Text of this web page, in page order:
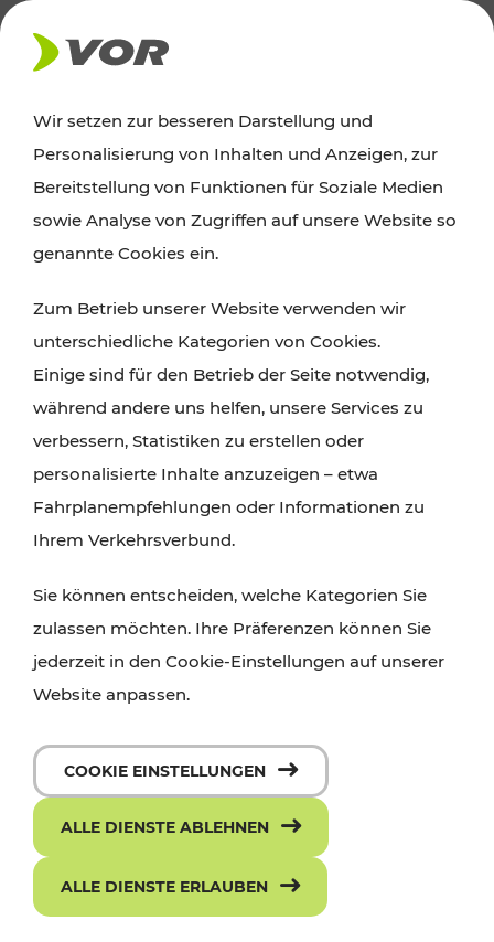
AKTUELLES
News
Alle wichtigen Meldungen zu Fahrplanänderungen,
finden Sie hier im Überblick.
Wir setzen zur besseren Darstellung und
Personalisierung von Inhalten und Anzeigen, zur
Bereitstellung von Funktionen für Soziale Medien
sowie Analyse von Zugriffen auf unsere Website so
genannte Cookies ein.
Zum Betrieb unserer Website verwenden wir
unterschiedliche Kategorien von Cookies.
Einige sind für den Betrieb der Seite notwendig,
während andere uns helfen, unsere Services zu
verbessern, Statistiken zu erstellen oder
personalisierte Inhalte anzuzeigen – etwa
Fahrplanempfehlungen oder Informationen zu
Ihrem Verkehrsverbund.
Sie können entscheiden, welche Kategorien Sie
zulassen möchten. Ihre Präferenzen können Sie
jederzeit in den Cookie-Einstellungen auf unserer
Website anpassen.
COOKIE EINSTELLUNGEN
ALLE DIENSTE ABLEHNEN
ALLE DIENSTE ERLAUBEN